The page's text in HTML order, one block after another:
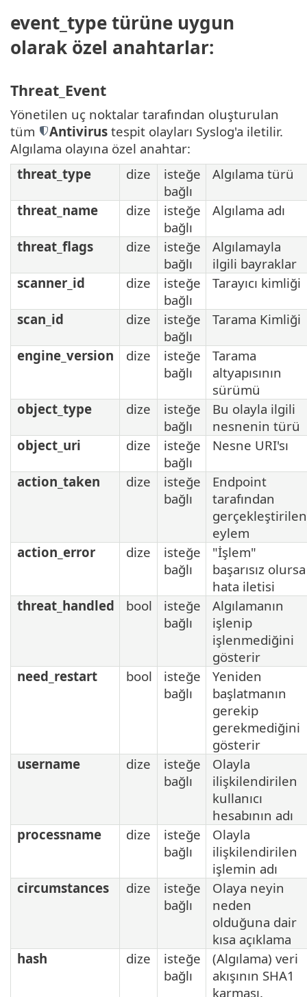
event_type türüne uygun
olarak özel anahtarlar:
Threat_Event
Yönetilen uç noktalar tarafından oluşturulan
tüm
Antivirus tespit olayları Syslog'a iletilir.
Algılama olayına özel anahtar:
threat_type
dize
isteğe
bağlı
Algılama türü
threat_name dize
isteğe
bağlı
Algılama adı
threat_flags dize
isteğe
bağlı
Algılamayla
ilgili bayraklar
scanner_id
dize
isteğe
bağlı
Tarayıcı kimliği
scan_id dize
isteğe
bağlı
Tarama Kimliği
engine_version dize
isteğe
bağlı
Tarama
altyapısının
sürümü
object_type
dize
isteğe
bağlı
Bu olayla ilgili
nesnenin türü
object_uri
dize
isteğe
bağlı
Nesne URI'sı
action_taken dize
isteğe
bağlı
Endpoint
tarafından
gerçekleştirilen
eylem
action_error
dize
isteğe
bağlı
"İşlem"
başarısız olursa
hata iletisi
threat_handled
bool
isteğe
bağlı
Algılamanın
işlenip
işlenmediğini
gösterir
need_restart
bool
isteğe
bağlı
Yeniden
başlatmanın
gerekip
gerekmediğini
gösterir
username
dize
isteğe
bağlı
Olayla
ilişkilendirilen
kullanıcı
hesabının adı
processname
dize
isteğe
bağlı
Olayla
ilişkilendirilen
işlemin adı
circumstances
dize
isteğe
bağlı
Olaya neyin
neden
olduğuna dair
kısa açıklama
hash
dize
isteğe
bağlı
(Algılama) veri
akışının SHA1
karması.